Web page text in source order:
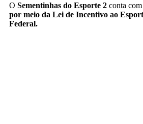
O Sementinhas do Esporte 2 conta
por meio da Lei de Incentivo ao
Federal.